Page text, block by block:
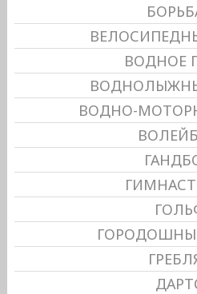
ВОДНОЕ
ВОДНО-